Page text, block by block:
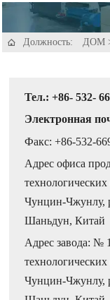
 Должность: ДОМ
Тел.: +86- 532-
Электронная
Факс: +86-532-
Адрес офиса
Чунцин-Чжунлу,
Шаньдун, Китай
Адрес завода: №
Чунцин-Чжунлу,